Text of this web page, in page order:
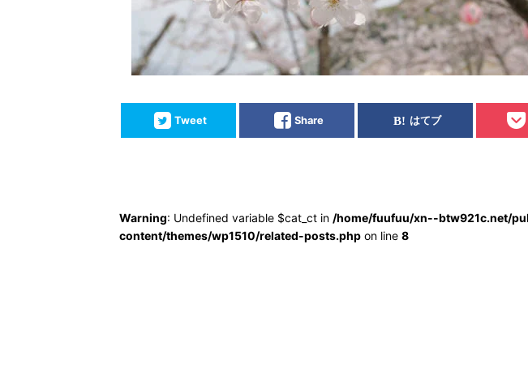
Tweet Share はてブ
Warning: Undefined variable $cat_ct in /home/fuufuu/xn--btw921c.net/
content/themes/wp1510/related-posts.php on line 8